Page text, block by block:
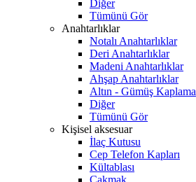
Diğer
Tümünü Gör
Anahtarlıklar
Notalı Anahtarlıklar
Deri Anahtarlıklar
Madeni Anahtarlıklar
Ahşap Anahtarlıklar
Altın - Gümüş Kaplama
Diğer
Tümünü Gör
Kişisel aksesuar
İlaç Kutusu
Cep Telefon Kapları
Kültablası
Çakmak